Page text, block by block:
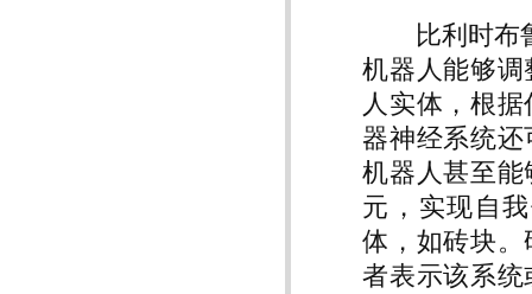
比利时布鲁
机器人能够
人实体，根
器神经系统
机器人甚至
元，实现自
体，如砖块
者表示该系